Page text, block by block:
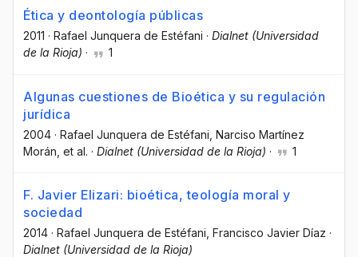
Ética y deontología públicas
2011 · Rafael Junquera de Estéfani · Dialnet (Universidad
de la Rioja) · 1
Algunas cuestiones de Bioética y su regulación
jurídica
2004 · Rafael Junquera de Estéfani , Narciso Martínez
Morán , et al. · Dialnet (Universidad de la Rioja) · 1
F. Javier Elizari: bioética, teología moral y
sociedad
2014 · Rafael Junquera de Estéfani , Francisco Javier Díaz ·
Dialnet (Universidad de la Rioja)